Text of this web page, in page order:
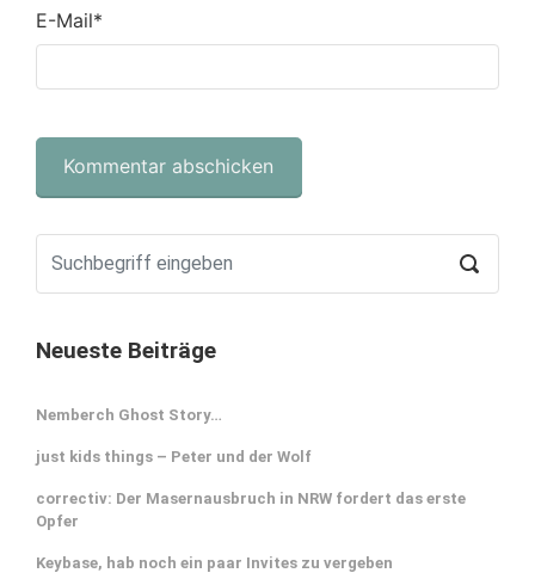
E-Mail*
Neueste Beiträge
Nemberch Ghost Story…
just kids things – Peter und der Wolf
correctiv: Der Masernausbruch in NRW fordert das erste
Opfer
Keybase, hab noch ein paar Invites zu vergeben